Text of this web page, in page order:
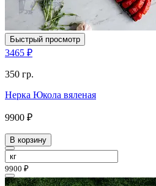
Быстрый просмотр
3465 ₽
350 гр.
Нерка Юкола вяленая
9900 ₽
В корзину
9900 ₽